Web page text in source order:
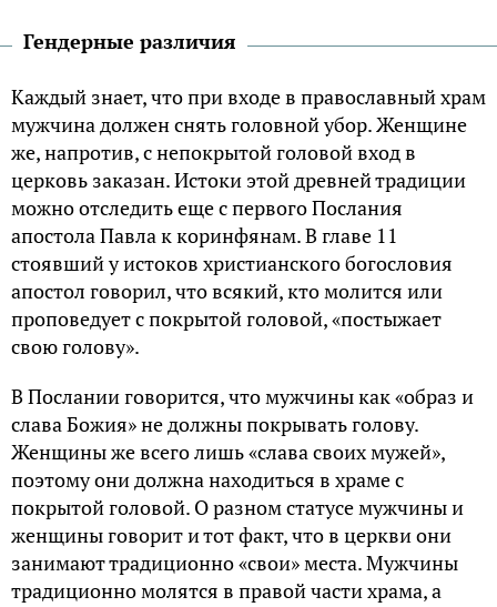
Гендерные различия
Каждый знает, что при входе в православный храм
мужчина должен снять головной убор. Женщине
же, напротив, с непокрытой головой вход в
церковь заказан. Истоки этой древней традиции
можно отследить еще с первого Послания
апостола Павла к коринфянам. В главе 11
стоявший у истоков христианского богословия
апостол говорил, что всякий, кто молится или
проповедует с покрытой головой, «постыжает
свою голову».
В Послании говорится, что мужчины как «образ и
слава Божия» не должны покрывать голову.
Женщины же всего лишь «слава своих мужей»,
поэтому они должна находиться в храме с
покрытой головой. О разном статусе мужчины и
женщины говорит и тот факт, что в церкви они
занимают традиционно «свои» места. Мужчины
традиционно молятся в правой части храма, а